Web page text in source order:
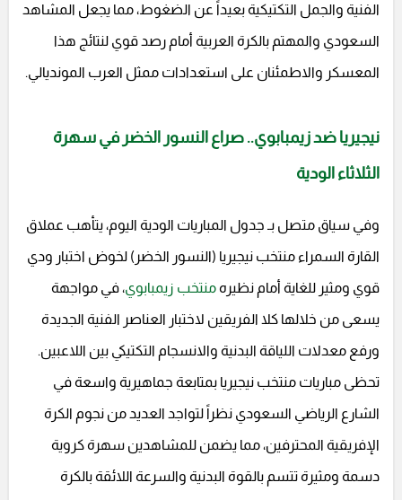
الفنية والجمل التكتيكية بعيداً عن الضغوط، مما يجعل المشاهد
السعودي والمهتم بالكرة العربية أمام رصد قوي لنتائج هذا
المعسكر والاطمئنان على استعدادات ممثل العرب المونديالي.
نيجيريا ضد زيمبابوي.. صراع النسور الخضر في سهرة
الثلاثاء الودية
وفي سياق متصل بـ جدول المباريات الودية اليوم، يتأهب عملاق
القارة السمراء منتخب نيجيريا (النسور الخضر) لخوض اختبار ودي
قوي ومثير للغاية أمام نظيرهمنتخب زيمبابوي، في مواجهة
يسعى من خلالها كلا الفريقين لاختبار العناصر الفنية الجديدة
ورفع معدلات اللياقة البدنية والانسجام التكتيكي بين اللاعبين.
تحظى مباريات منتخب نيجيريا بمتابعة جماهيرية واسعة في
الشارع الرياضي السعودي نظراً لتواجد العديد من نجوم الكرة
الإفريقية المحترفين، مما يضمن للمشاهدين سهرة كروية
دسمة ومثيرة تتسم بالقوة البدنية والسرعة اللائقة بالكرة